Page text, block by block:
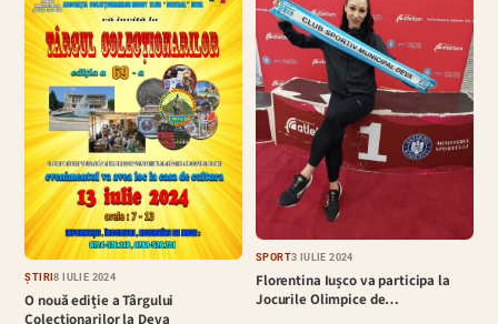
ȘTIRI8 IULIE 2024
O nouă ediție a Târgului
Colecționarilor la Deva
SPORT3 IULIE 2024
Florentina Iușco va participa la
Jocurile Olimpice de…